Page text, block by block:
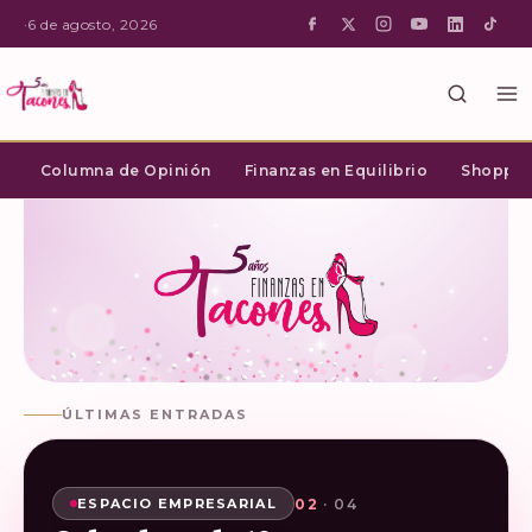
·6 de agosto, 2026
Columna de Opinión Finanzas en Equilibrio
ÚLTIMAS ENTRADAS
SHOPPING INTELIGENTE 01 · 04
ESPACIO EMPRESARIAL 02 · 04
ESPACIO EMPRESARIAL 03 · 04
ESPACIO EMPRESARIAL 04 · 04